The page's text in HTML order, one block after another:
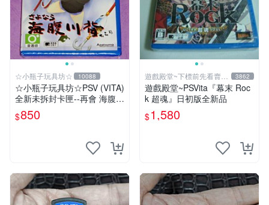
☆小瓶子玩具坊☆ 10088
☆小瓶子玩具坊☆PSV (VITA)
全新未拆封卡匣--再會 海腹川
背 閃
$850
遊戲殿堂~下標前先看賣場
關於我
3862
遊戲殿堂~PSVita『幕末 Roc
k 超魂』日初版全新品
$1,580